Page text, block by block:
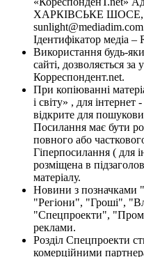
ХАРКІВСЬКЕ ШОСЕ,
Ідентифікатор медіа –
Використання будь-
сайті, дозволяється
Корреспондент.net.
При копіюванні
і світу» , для
відкрите для
Посилання має бути
повного або
Гіперпосилання ( для
розміщена в
матеріалу.
Новини з позначками
"Регіони", "Гроші",
"Спецпроекти",
реклами.
Розділ Спецпроекти
комерційними